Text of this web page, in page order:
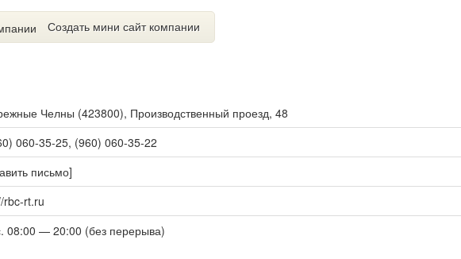
Создать мини сайт компании
Челны (423800), Производственный проезд, 48
060-35-25, (960) 060-35-22
письмо]
rbc-rt.ru
08:00 — 20:00 (без перерыва)